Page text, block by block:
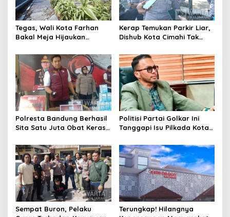
Tegas, Wali Kota Farhan
Bakal Meja Hijaukan
Riau
Kerap Temukan Parkir Liar,
Dishub Kota Cimahi Tak
Pembinaan
Polresta Bandung Berhasil
Sita Satu Juta Obat Keras
Kasus Narkoba
Politisi Partai Golkar Ini
Tanggapi Isu Pilkada Kota
Sempat Buron, Pelaku
Terungkap! Hilangnya